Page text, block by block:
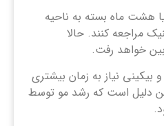
هشت ماه بسته به ناحیه
مراجعه کنند. حالا
خواهد رفت.
نیاز به زمان بیشتری
دلیل است که رشد مو توسط